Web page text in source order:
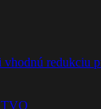
vhodnú redukciu